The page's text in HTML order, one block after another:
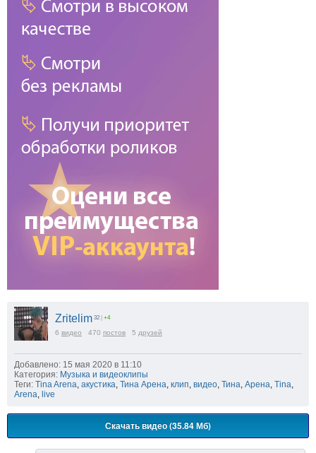
Zritelim 32 +4
6 видео 470 постов 5 друзей
Добавлено: 15 мая 2020 в 11:10
Категория: Музыка и видеоклипы
Теги: Tina Arena, акустика, Тина Арена, клип, видео, Тина, Арена, Tina,
Arena, live
Скачать видео (35.84 Мб)